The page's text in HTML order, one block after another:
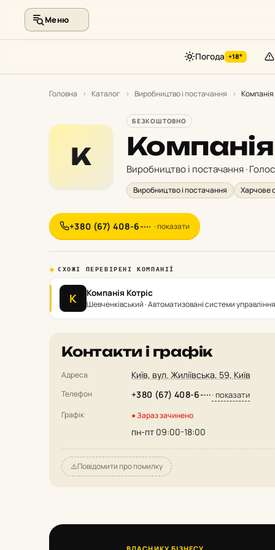
Меню
Погода +18°
Головна › Каталог › Виробництво і постачання › Компанія
К
БЕЗКОШТОВНО
Виробництво і постачання ·
Виробництво і постачання Харчове
+380 (67) 408-6-··· · показати
СХОЖІ ПЕРЕВІРЕНІ КОМПАНІЇ
К Компанія Котріс
Шевченківський · Автоматизовані системи управління
Контакти і графік
Адреса Київ, вул. Жиліївська, 59, Київ
Телефон +380 (67) 408-6-···· показати
Графік ● Зараз зачинено
пн-пт 09:00-18:00
⚠️Повідомити про помилку